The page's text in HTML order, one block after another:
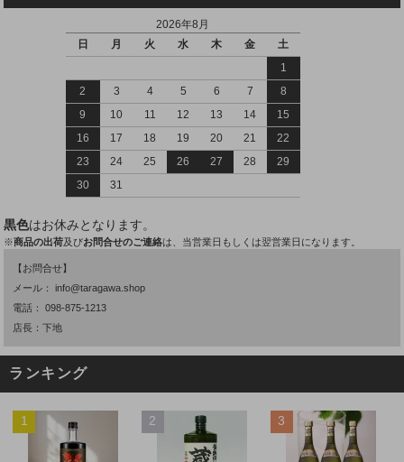
2026年8月
日
月 火 水 木 金
土
1
2
3 4 5 6 7
8
9
10 11 12 13 14
15
16
17 18 19 20 21
22
23
24 25 26 27 28
29
30
31
黒色はお休みとなります。
※商品の出荷及びお問合せのご連絡は、当営業日もしくは翌営業日になります。
【お問合せ】
メール：info@taragawa.shop
電話：098-875-1213
店長：下地
ランキング
1 2 3